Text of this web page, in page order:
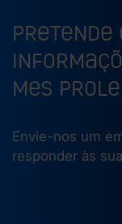
Pretende
MES
Envie-nos um
responder às